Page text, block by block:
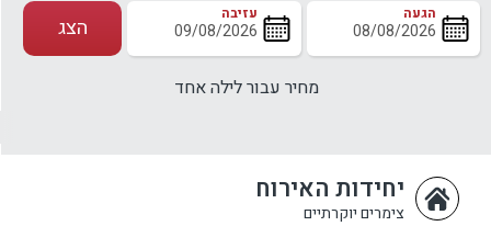
הגעה עזיבה
מחיר עבור לילה אחד
הצג
יחידות האירוח
צימרים יוקרתיים